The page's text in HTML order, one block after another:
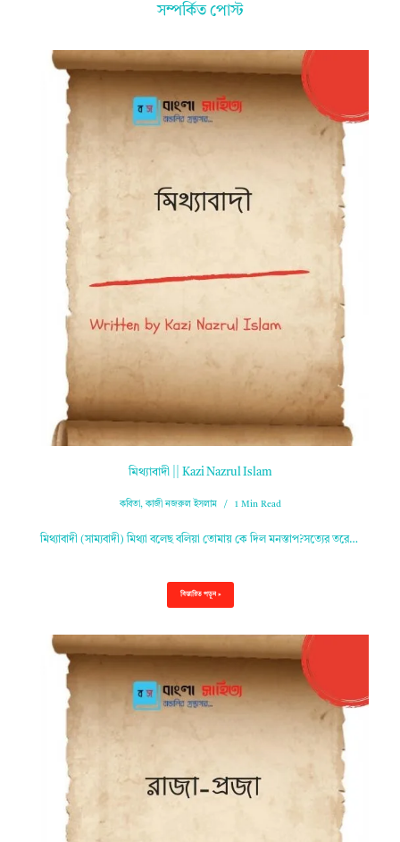
সম্পর্কিত পোস্ট
মিথ্যাবাদী || Kazi Nazrul Islam
কবিতা,কাজী নজরুল ইসলাম 1 Min Read
মিথ্যাবাদী (সাম্যবাদী) মিথ্যা বলেছ বলিয়া তোমায় কে দিল মনস্তাপ?সত্যের তরে…
বিস্তারিত পড়ুন »